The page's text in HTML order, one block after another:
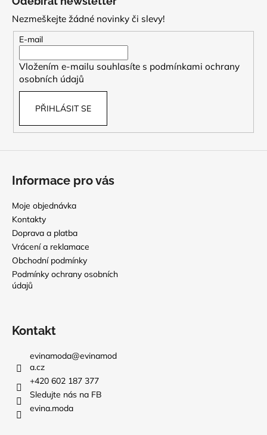
Nezmeškejte žádné novinky či slevy!
E-mail
Vložením e-mailu souhlasíte s podmínkami ochrany
osobních údajů
PŘIHLÁSIT SE
Informace pro vás
Moje objednávka
Kontakty
Doprava a platba
Vrácení a reklamace
Obchodní podmínky
Podmínky ochrany osobních
údajů
Kontakt
evinamoda@evinamod
a.cz
+420 602 187 377
Sledujte nás na FB
evina.moda